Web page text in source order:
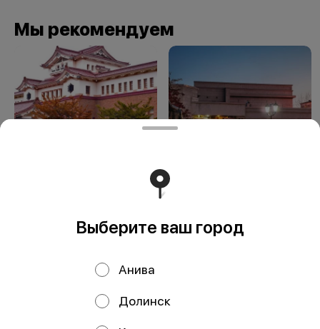
Мы рекомендуем
художественный
Выберите ваш город
Анива
Долинск